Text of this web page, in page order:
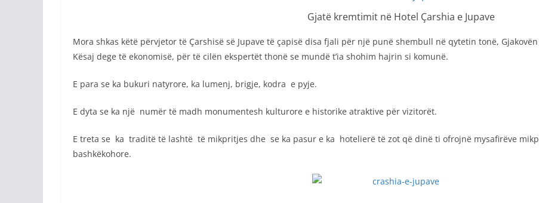
Gjatë kremtimit në Hotel Çarshia e Jupave
Mora shkas këtë përvjetor të Çarshisë së Jupave të çapisë disa fjali për një punë shembull në qytetin tonë,
Kësaj dege të ekonomisë, për të cilën ekspertët thonë se mundë t’ia shohim hajrin si komunë.
E para se ka bukuri natyrore, ka lumenj, brigje, kodra e pyje.
E dyta se ka një numër të madh monumentesh kulturore e historike atraktive për vizitorët.
E treta se ka traditë të lashtë të mikpritjes dhe se ka pasur e ka hotelierë të zot që dinë ti ofrojnë mysafirëve
bashkëkohore.